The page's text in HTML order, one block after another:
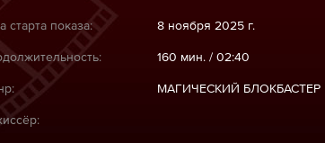
старта показа: 8 ноября 2025 г.
160 мин. / 02:40
МАГИЧЕСКИЙ БЛОКБАСТЕР